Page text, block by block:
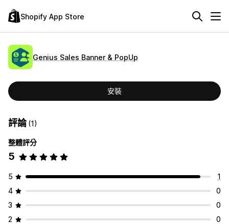
Shopify App Store
Genius Sales Banner & PopUp
安裝
評論(1)
整體評分
5
5
1
4
0
3
0
2
0